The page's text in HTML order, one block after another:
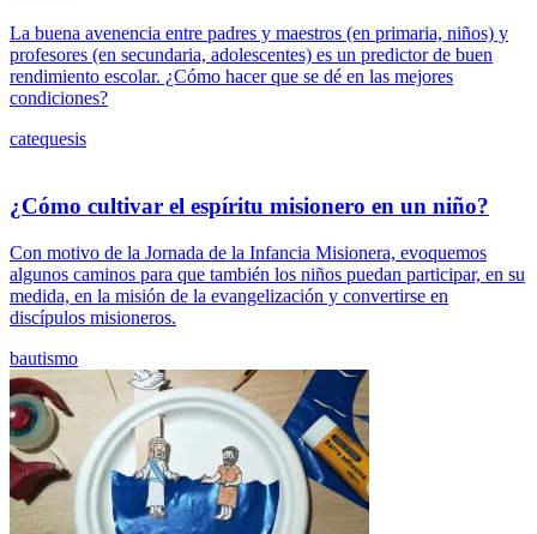
La buena avenencia entre padres y maestros (en primaria, niños) y
profesores (en secundaria, adolescentes) es un predictor de buen
rendimiento escolar. ¿Cómo hacer que se dé en las mejores
condiciones?
catequesis
¿Cómo cultivar el espíritu misionero en un niño?
Con motivo de la Jornada de la Infancia Misionera, evoquemos
algunos caminos para que también los niños puedan participar, en su
medida, en la misión de la evangelización y convertirse en
discípulos misioneros.
bautismo